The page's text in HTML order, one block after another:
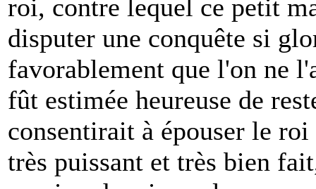
roi, contre lequel ce petit
disputer une conquête si
favorablement que l'on ne
fût estimée heureuse de
consentirait à épouser le
très puissant et très bien